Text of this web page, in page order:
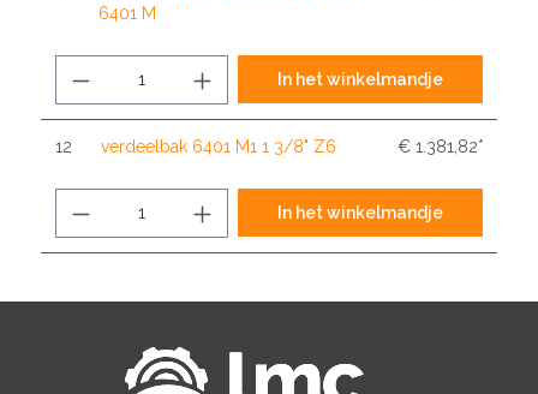
6401 M
In het winkelmandje
12 verdeelbak 6401 M1 1 3/8" Z6 € 1.381,82*
In het winkelmandje